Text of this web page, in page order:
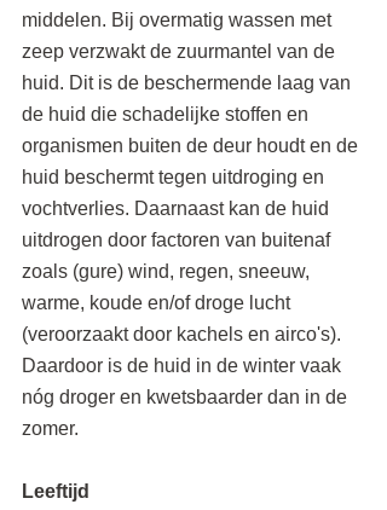
middelen. Bij overmatig wassen met
zeep verzwakt de zuurmantel van de
huid. Dit is de beschermende laag van
de huid die schadelijke stoffen en
organismen buiten de deur houdt en de
huid beschermt tegen uitdroging en
vochtverlies. Daarnaast kan de huid
uitdrogen door factoren van buitenaf
zoals (gure) wind, regen, sneeuw,
warme, koude en/of droge lucht
(veroorzaakt door kachels en airco's).
Daardoor is de huid in de winter vaak
nóg droger en kwetsbaarder dan in de
zomer.
Leeftijd